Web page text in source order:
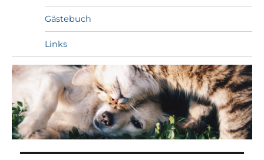
Gästebuch
Links